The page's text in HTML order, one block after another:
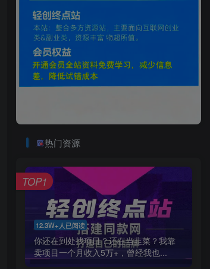
热门资源
12.3W+人已阅读
你还在到处找项目？还在当韭菜？我靠
卖项目一个月收入5万+，曾经我也...
TOP1